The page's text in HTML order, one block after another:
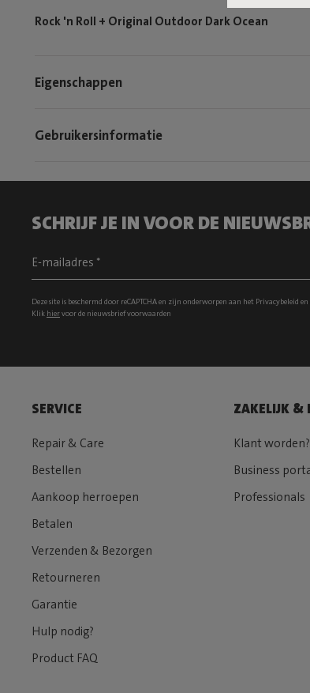
Rock 'n Roll + Original Outdoor Dark Ocean
Eigenschappen
Gebruikersinformatie
SCHRIJF JE IN VOOR DE
Deze site is beschermd door reCAPTCHA en zijn onderworpen aan het Privacybeleid en
Klik hiervoor de nieuwsbrief voorwaarden
SERVICE
Repair & Care
Bestellen
Aankoop herroepen
Betalen
Verzenden & Bezorgen
Retourneren
Garantie
Hulp nodig?
Product FAQ
ZAKELIJK &
Klant worden?
Business
Professionals